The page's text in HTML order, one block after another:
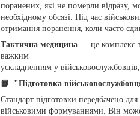
поранених, які не померли відразу,
необхідному обсязі. Під час
отримання поранення, коли часто
Тактична медицина — це комплекс
важким
ускладненням у
📙 "Підготовка
Стандарт підготовки передбачено
військовими формуваннями. Він може